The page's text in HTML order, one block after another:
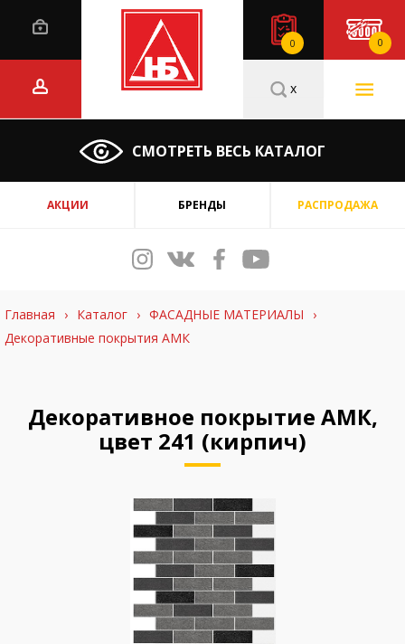
0 0
СМОТРЕТЬ ВЕСЬ КАТАЛОГ
x
АКЦИИ БРЕНДЫ РАСПРОДАЖА
Главная › Каталог › ФАСАДНЫЕ МАТЕРИАЛЫ
›
Декоративные покрытия АМК
Декоративное покрытие АМК,
цвет 241 (кирпич)